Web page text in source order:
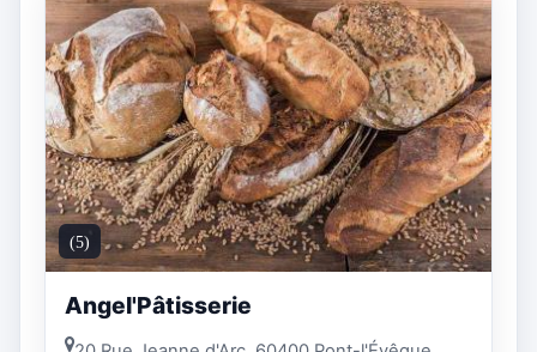
(5)
Angel'Pâtisserie